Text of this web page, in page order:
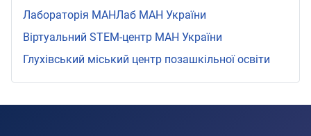
Лабораторія МАНЛаб МАН України
Віртуальний STEМ-центр МАН України
Глухівський міський центр позашкільної освіти